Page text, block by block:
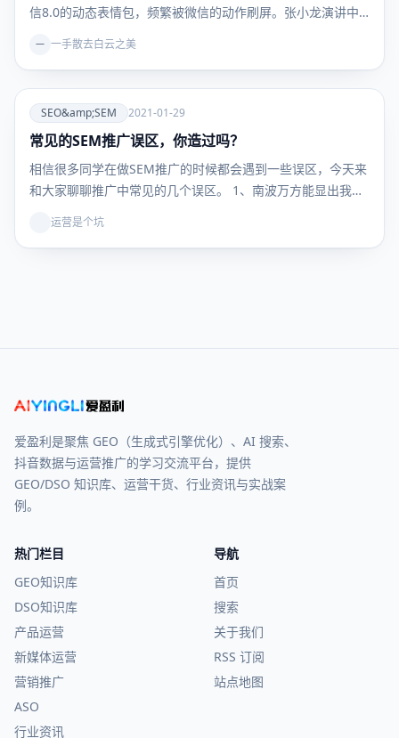
信8.0的动态表情包，频繁被微信的动作刷屏。张小龙演讲中…
一 一手散去白云之美
爱
SEO&amp;SEM
SEO&amp;SEM 2021-01-29
常见的SEM推广误区，你造过吗？
相信很多同学在做SEM推广的时候都会遇到一些误区，今天来
和大家聊聊推广中常见的几个误区。 1、南波万方能显出我…
运营是个坑
爱盈利是聚焦 GEO（生成式引擎优化）、AI 搜索、
抖音数据与运营推广的学习交流平台，提供
GEO/DSO 知识库、运营干货、行业资讯与实战案
例。
热门栏目
GEO知识库
DSO知识库
产品运营
新媒体运营
营销推广
ASO
行业资讯
导航
首页
搜索
关于我们
RSS 订阅
站点地图